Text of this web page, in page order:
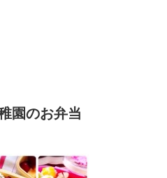
園のお弁当